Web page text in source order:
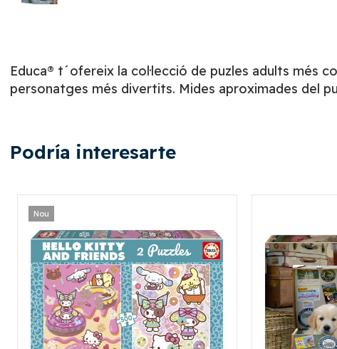
Educa® t´ofereix la col·lecció de puzles adults més
personatges més divertits. Mides aproximades del
Podría interesarte
Nou